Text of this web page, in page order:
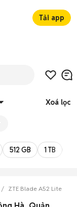
Tải app
Xoá lọc
512 GB 1 TB
ZTE Blade A52 Lite